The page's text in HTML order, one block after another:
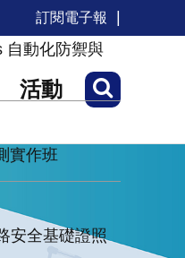
訂閱電子報
活動
自動化防禦與
實作班
安全基礎證照